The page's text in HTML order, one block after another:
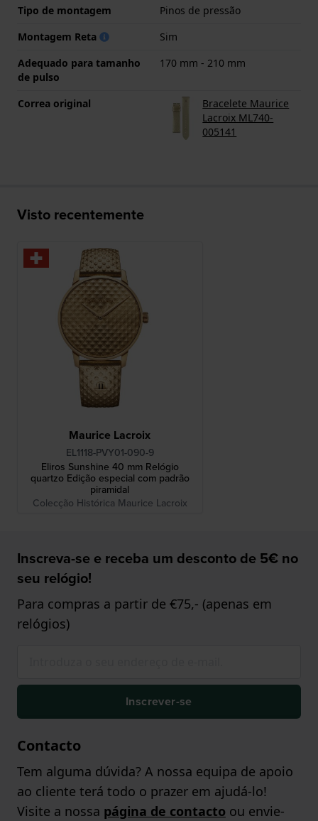
Tipo de montagem
Pinos de pressão
Montagem Reta
Sim
Adequado para tamanho
de pulso
170 mm - 210 mm
Correa original
Bracelete Maurice
Lacroix ML740-
005141
Visto recentemente
Maurice Lacroix
EL1118-PVY01-090-9
Eliros Sunshine 40 mm Relógio
quartzo Edição especial com padrão
piramidal
Colecção Histórica Maurice Lacroix
Inscreva-se e receba um desconto de 5€ no
seu relógio!
Para compras a partir de €75,- (apenas em
relógios)
Inscrever-se
Contacto
Tem alguma dúvida? A nossa equipa de apoio
ao cliente terá todo o prazer em ajudá-lo!
Visite a nossa página de contacto ou envie-